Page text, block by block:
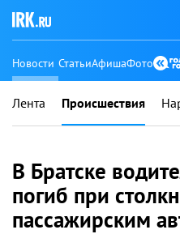
Новости СтатьиАфишаФото
Лента Происшествия
В Братске
погиб при
пассажирским